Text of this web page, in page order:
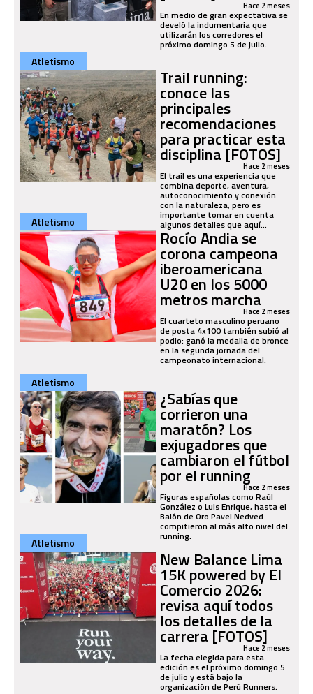
Hace 2 meses
En medio de gran expectativa se
develó la indumentaria que
utilizarán los corredores el
próximo domingo 5 de julio.
Atletismo
Trail running:
conoce las
principales
recomendaciones
para practicar esta
disciplina [FOTOS]
Hace 2 meses
El trail es una experiencia que
combina deporte, aventura,
autoconocimiento y conexión
con la naturaleza, pero es
importante tomar en cuenta
algunos detalles que aquí...
Atletismo
Rocío Andia se
corona campeona
iberoamericana
U20 en los 5000
metros marchaHace 2 meses
El cuarteto masculino peruano
de posta 4x100 también subió al
podio: ganó la medalla de bronce
en la segunda jornada del
campeonato internacional.
Atletismo
¿Sabías que
corrieron una
maratón? Los
exjugadores que
cambiaron el fútbol
por el runningHace 2 meses
Figuras españolas como Raúl
González o Luis Enrique, hasta el
Balón de Oro Pavel Nedved
compitieron al más alto nivel del
running.
Atletismo
New Balance Lima
15K powered by El
Comercio 2026:
revisa aquí todos
los detalles de la
carrera [FOTOS]Hace 2 meses
La fecha elegida para esta
edición es el próximo domingo 5
de julio y está bajo la
organización de Perú Runners.